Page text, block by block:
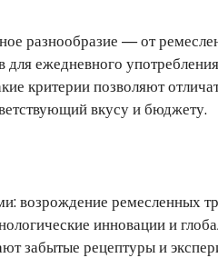
разнообразие — от
ежедневного
критерии позволяют
вкусу и бюджету.
возрождение ремесленных
инновации и
забытые рецептуры и